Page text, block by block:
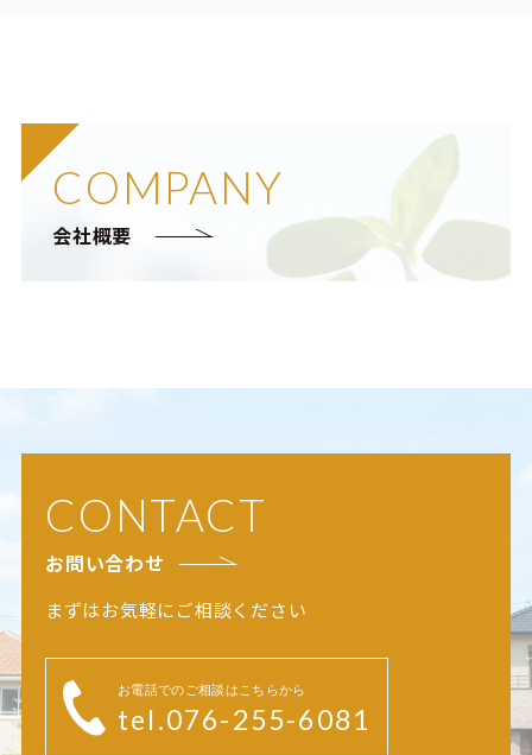
COMPANY
会社概要
CONTACT
お問い合わせ
まずはお気軽にご相談ください
お電話でのご相談はこちらから
tel.076-255-6081